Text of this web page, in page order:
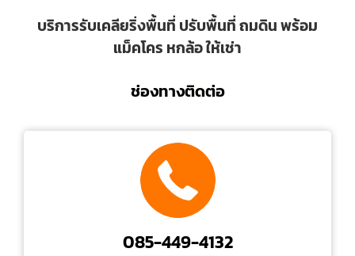
บริการรับเคลียริ่งพื้นที่ ปรับพื้นที่ ถมดิน พร้อม
แม็คโคร หกล้อ ให้เช่า
ช่องทางติดต่อ
085-449-4132